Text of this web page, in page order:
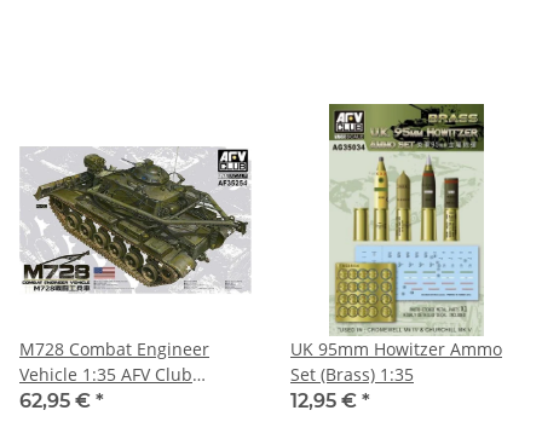
M728 Combat Engineer
Vehicle 1:35 AFV Club
AF35254
62,95 € *
UK 95mm Howitzer Ammo
Set (Brass) 1:35
12,95 € *